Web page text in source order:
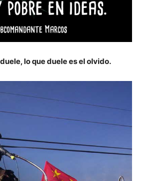
lo que duele es el olvido.